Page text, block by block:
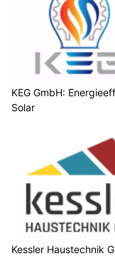
KEG GmbH:
Solar
Kessler Haustechnik